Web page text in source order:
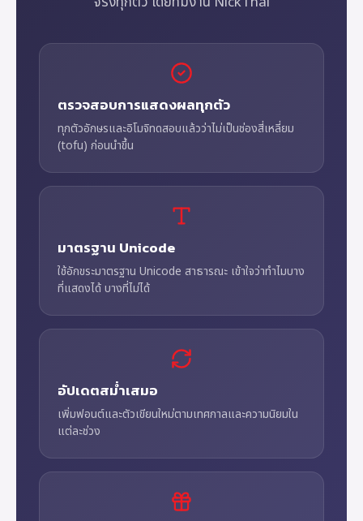
ตรวจสอบการแสดงผลทุกตัว
ทุกตัวอักษรและอิโมจิทดสอบแล้วว่าไม่เป็นช่องสี่เหลี่ยม
(tofu) ก่อนนำขึ้น
มาตรฐาน Unicode
ใช้อักขระมาตรฐาน Unicode สาธารณะ เข้าใจว่าทำไมบาง
ที่แสดงได้ บางที่ไม่ได้
อัปเดตสม่ำเสมอ
เพิ่มฟอนต์และตัวเขียนใหม่ตามเทศกาลและความนิยมใน
แต่ละช่วง